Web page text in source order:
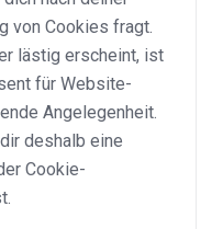
von Cookies fragt.
lästig erscheint, ist
für Website-
Angelegenheit.
deshalb eine
Cookie-